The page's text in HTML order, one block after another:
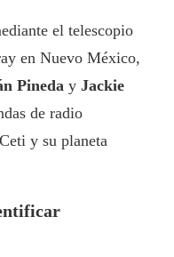
el telescopio
en Nuevo México,
Pineda y Jackie
de radio
y su planeta